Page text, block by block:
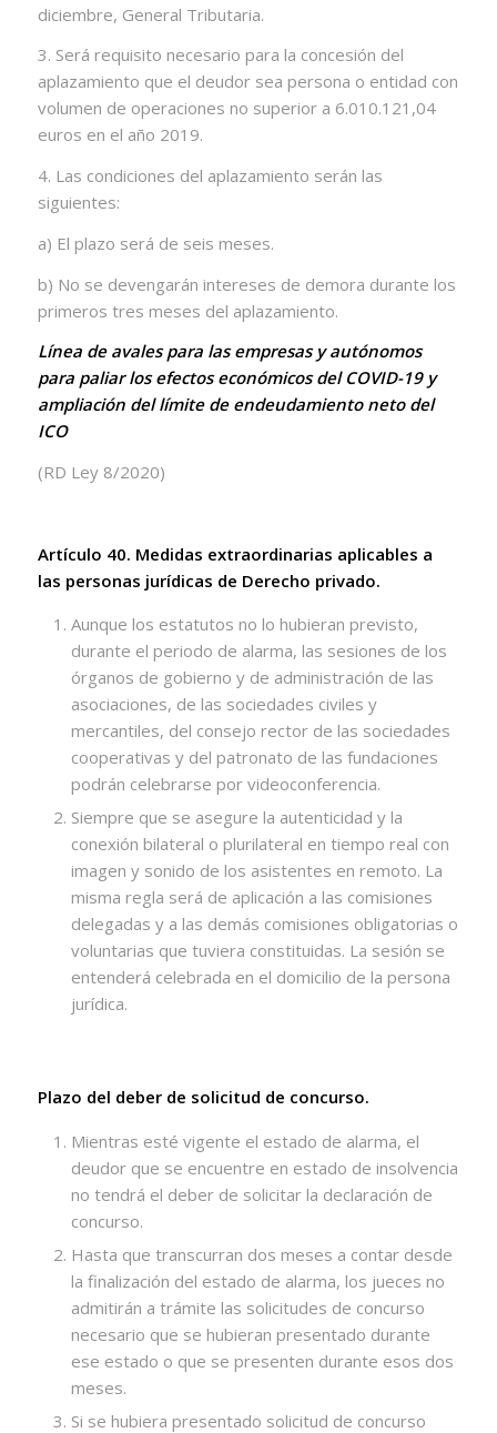
diciembre, General Tributaria.
3. Será requisito necesario para la concesión del
aplazamiento que el deudor sea persona o entidad con
volumen de operaciones no superior a 6.010.121,04
euros en el año 2019.
4. Las condiciones del aplazamiento serán las
siguientes:
a) El plazo será de seis meses.
b) No se devengarán intereses de demora durante los
primeros tres meses del aplazamiento.
Línea de avales para las empresas y autónomos
para paliar los efectos económicos del COVID-19 y
ampliación del límite de endeudamiento neto del
ICO
(RD Ley 8/2020)
Artículo 40. Medidas extraordinarias aplicables a
las personas jurídicas de Derecho privado.
Aunque los estatutos no lo hubieran previsto,
durante el periodo de alarma, las sesiones de los
órganos de gobierno y de administración de las
asociaciones, de las sociedades civiles y
mercantiles, del consejo rector de las sociedades
cooperativas y del patronato de las fundaciones
podrán celebrarse por videoconferencia.
Siempre que se asegure la autenticidad y la
conexión bilateral o plurilateral en tiempo real con
imagen y sonido de los asistentes en remoto. La
misma regla será de aplicación a las comisiones
delegadas y a las demás comisiones obligatorias o
voluntarias que tuviera constituidas. La sesión se
entenderá celebrada en el domicilio de la persona
jurídica.
Plazo del deber de solicitud de concurso.
Mientras esté vigente el estado de alarma, el
deudor que se encuentre en estado de insolvencia
no tendrá el deber de solicitar la declaración de
concurso.
Hasta que transcurran dos meses a contar desde
la finalización del estado de alarma, los jueces no
admitirán a trámite las solicitudes de concurso
necesario que se hubieran presentado durante
ese estado o que se presenten durante esos dos
meses.
Si se hubiera presentado solicitud de concurso